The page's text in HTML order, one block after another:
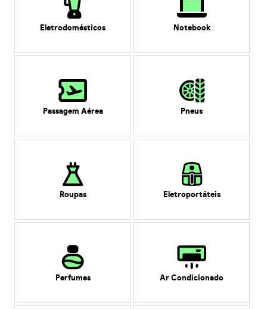
Eletrodomésticos Notebook
Passagem Aérea Pneus
Roupas Eletroportáteis
Perfumes Ar Condicionado